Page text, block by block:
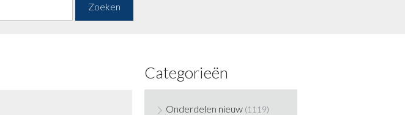
Zoeken
Categorieën
Onderdelen nieuw (1119)